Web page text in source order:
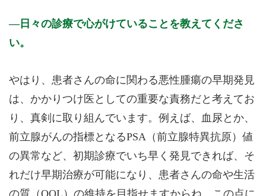
※臨時休診あり(院長の体調による)
土曜17:00まで
※診療時間や臨時休診・診療内容等について、事前に必ず医療
機関ホームページ、またはお電話にてご確認ください。
>>病院なびで医療機関の詳細を見る
公式HPはこちら
日々の診療で心がけていることを教えてくださ
い。
やはり、患者さんの命に関わる悪性腫瘍の早期発見
は、かかりつけ医としての重要な責務だと考えてお
り、真剣に取り組んでいます。例えば、血尿とか、
前立腺がんの指標となるPSA（前立腺特異抗原）値
の異常など、初期診療でいち早く発見できれば、そ
れだけ早期治療が可能になり、患者さんの命や生活
の質（QOL）の維持を目指せますからね。この点に